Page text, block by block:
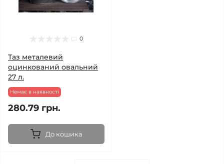
0
Таз металевий
оцинкований овальний
27 л.
Немає в наявності
280.79 грн.
До кошика